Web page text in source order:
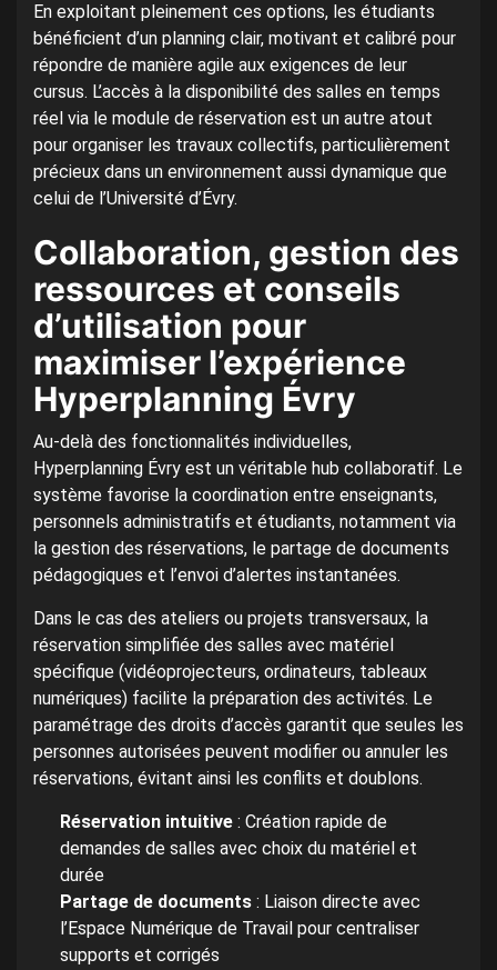
En exploitant pleinement ces options, les étudiants
bénéficient d’un planning clair, motivant et calibré pour
répondre de manière agile aux exigences de leur
cursus. L’accès à la disponibilité des salles en temps
réel via le module de réservation est un autre atout
pour organiser les travaux collectifs, particulièrement
précieux dans un environnement aussi dynamique que
celui de l’Université d’Évry.
Collaboration, gestion des
ressources et conseils
d’utilisation pour
maximiser l’expérience
Hyperplanning Évry
Au-delà des fonctionnalités individuelles,
Hyperplanning Évry est un véritable hub collaboratif. Le
système favorise la coordination entre enseignants,
personnels administratifs et étudiants, notamment via
la gestion des réservations, le partage de documents
pédagogiques et l’envoi d’alertes instantanées.
Dans le cas des ateliers ou projets transversaux, la
réservation simplifiée des salles avec matériel
spécifique (vidéoprojecteurs, ordinateurs, tableaux
numériques) facilite la préparation des activités. Le
paramétrage des droits d’accès garantit que seules les
personnes autorisées peuvent modifier ou annuler les
réservations, évitant ainsi les conflits et doublons.
Réservation intuitive : Création rapide de
demandes de salles avec choix du matériel et
durée
Partage de documents : Liaison directe avec
l’Espace Numérique de Travail pour centraliser
supports et corrigés